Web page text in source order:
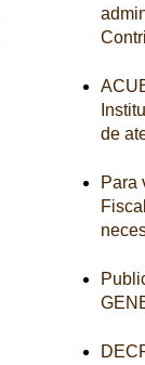
de
Para